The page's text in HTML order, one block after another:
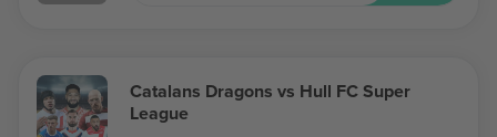
Catalans Dragons vs Hull FC Super
League